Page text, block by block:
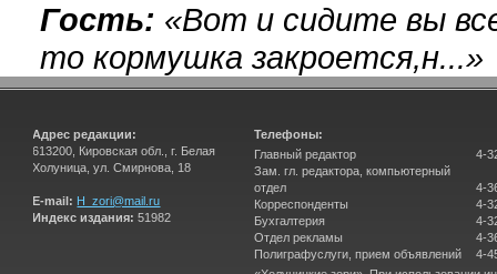
Гость: «Вот и сидите вы
то кормушка закроется,н...»
Адрес редакции:
613200, Кировская обл., г. Белая
Холуница, ул. Смирнова, 18
E-mail: H_zori@mail.ru
Индекс издания: 51982
Телефоны:
Главный редактор
Зам. гл. редактора, компьютерный
отдел
Корреспонденты
Бухгалтерия
Отдел рекламы
Полиграфуслуги, прием объявлений
4-
4-
4-
4-
4-
4-